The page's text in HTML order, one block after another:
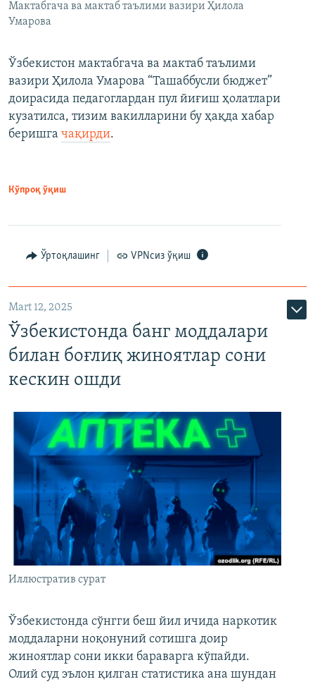
Мактабгача ва мактаб таълими вазири Ҳилола
Умарова
Ўзбекистон мактабгача ва мактаб таълими
вазири Ҳилола Умарова “Ташаббусли бюджет”
доирасида педагоглардан пул йиғиш ҳолатлари
кузатилса, тизим вакилларини бу ҳақда хабар
беришга чақирди.
Кўпроқ ўқиш
Ўртоқлашинг VPNсиз ўқиш
Mart 12, 2025
Ўзбекистонда банг моддалари
билан боғлиқ жиноятлар сони
кескин ошди
Иллюстратив сурат
Ўзбекистонда сўнгги беш йил ичида наркотик
моддаларни ноқонуний сотишга доир
жиноятлар сони икки бараварга кўпайди.
Олий суд эълон қилган статистика ана шундан